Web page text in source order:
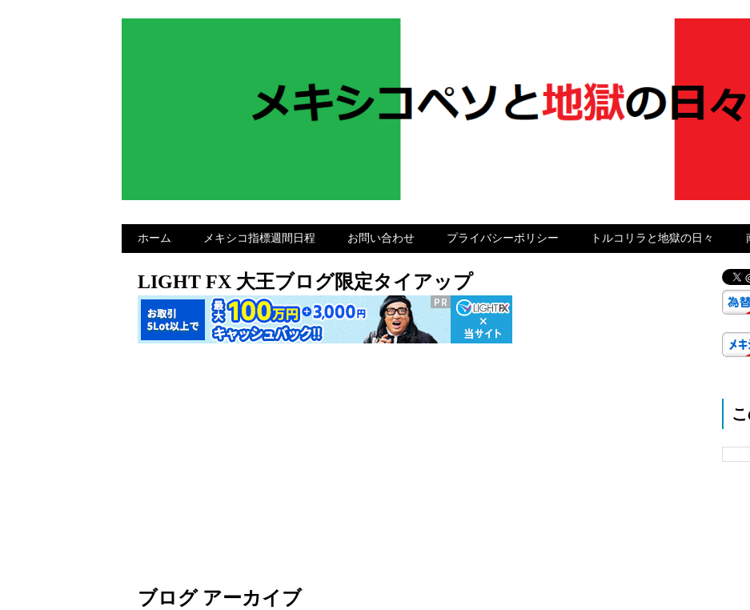
ホーム メキシコ指標週間日程 お問い合わせ プライバシーポリシー トルコリラと地獄の日々
LIGHT FX 大王ブログ限定タイアップ
ブログ アーカイブ